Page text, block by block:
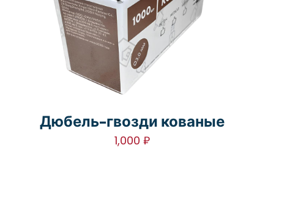
Дюбель-гвозди кованые
1,000 ₽